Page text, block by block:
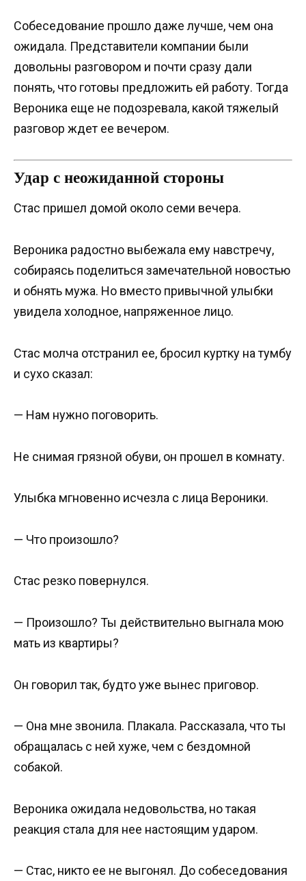
Собеседование прошло даже лучше, чем она
ожидала. Представители компании были
довольны разговором и почти сразу дали
понять, что готовы предложить ей работу. Тогда
Вероника еще не подозревала, какой тяжелый
разговор ждет ее вечером.
Удар с неожиданной стороны
Стас пришел домой около семи вечера.
Вероника радостно выбежала ему навстречу,
собираясь поделиться замечательной новостью
и обнять мужа. Но вместо привычной улыбки
увидела холодное, напряженное лицо.
Стас молча отстранил ее, бросил куртку на тумбу
и сухо сказал:
— Нам нужно поговорить.
Не снимая грязной обуви, он прошел в комнату.
Улыбка мгновенно исчезла с лица Вероники.
— Что произошло?
Стас резко повернулся.
— Произошло? Ты действительно выгнала мою
мать из квартиры?
Он говорил так, будто уже вынес приговор.
— Она мне звонила. Плакала. Рассказала, что ты
обращалась с ней хуже, чем с бездомной
собакой.
Вероника ожидала недовольства, но такая
реакция стала для нее настоящим ударом.
— Стас, никто ее не выгонял. До собеседования